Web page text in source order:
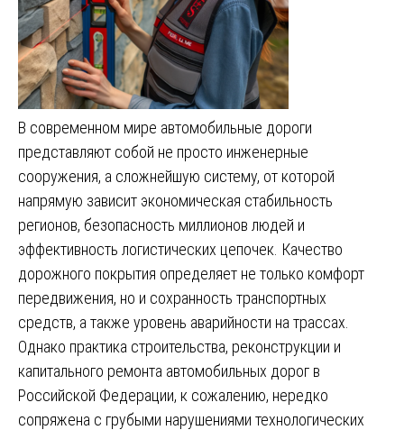
В современном мире автомобильные дороги
представляют собой не просто инженерные
сооружения, а сложнейшую систему, от которой
напрямую зависит экономическая стабильность
регионов, безопасность миллионов людей и
эффективность логистических цепочек. Качество
дорожного покрытия определяет не только комфорт
передвижения, но и сохранность транспортных
средств, а также уровень аварийности на трассах.
Однако практика строительства, реконструкции и
капитального ремонта автомобильных дорог в
Российской Федерации, к сожалению, нередко
сопряжена с грубыми нарушениями технологических